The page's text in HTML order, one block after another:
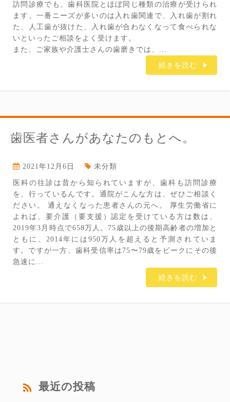
訪問診療でも、歯科医院とほぼ同じ種類の治療が受けられ
ます。一番ニーズが多いのは入れ歯関連で、入れ歯が割れ
た、人工歯が抜けた、入れ歯が合わなくなって食べられな
いといったご相談をよく受けます。
また、ご家族や介護士さんの歯磨きでは、...
続きを読む
歯医者さんがあなたのもとへ。
2021年12月6日 未分類
医科の往診は昔から知られていますが、歯科も訪問診療
を、行っているんです。通院がこんな方は、ぜひご相談く
ださい。 通えなくなった患者さんの元へ。 厚生労働省に
よれば、要介護（要支援）認定を受けている方は数は、
2019年3月時点で658万人。75歳以上の後期高齢者の増加と
ともに、2014年には950万人を超えると予測されていま
す。ですが一方、歯科受信率は75〜79歳をピークにその後
急速に...
続きを読む
最近の投稿